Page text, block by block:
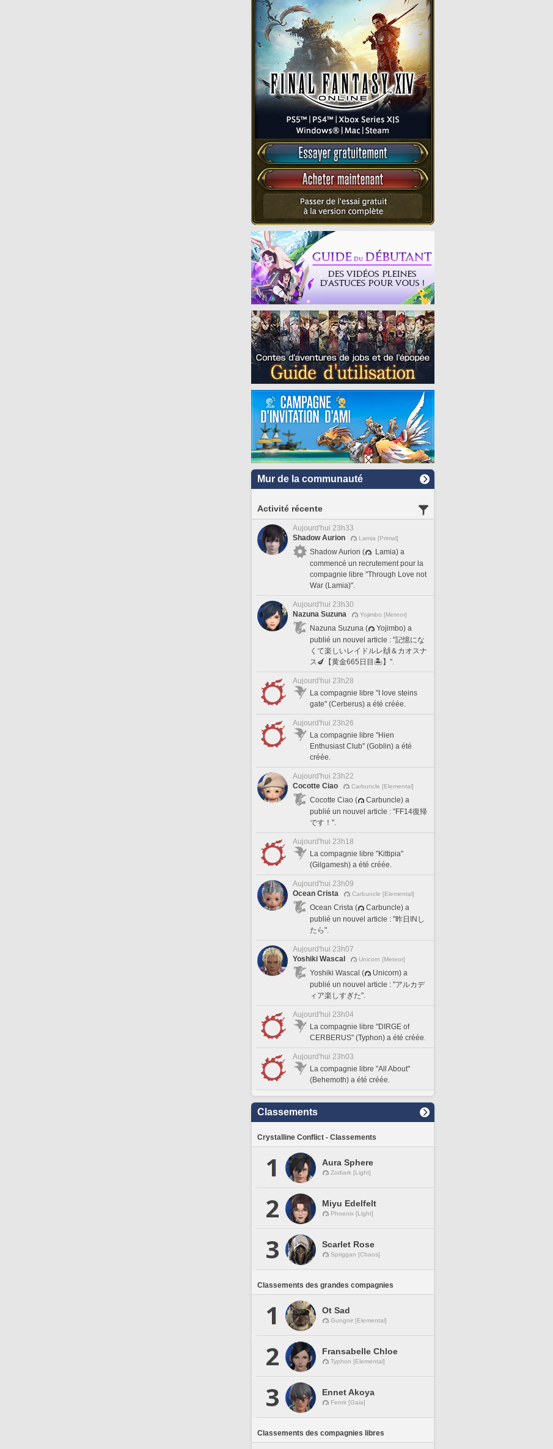
Mur de la communauté
Activité récente
Aujourd'hui 23h33
Shadow Aurion
Lamia [Primal]
Shadow Aurion (
Lamia) a
commencé un recrutement pour la
compagnie libre "Through Love not
War (Lamia)".
Aujourd'hui 23h30
Nazuna Suzuna
Yojimbo [Meteor]
Nazuna Suzuna (
Yojimbo) a
publié un nouvel article : "記憶にな
くて楽しいレイドルレ🙌＆カオスナ
ス🍆【黄金665日目🏝️】".
Aujourd'hui 23h28
La compagnie libre "I love steins
gate" (Cerberus) a été créée.
Aujourd'hui 23h26
La compagnie libre "Hien
Enthusiast Club" (Goblin) a été
créée.
Aujourd'hui 23h22
Cocotte Ciao
Carbuncle [Elemental]
Cocotte Ciao (
Carbuncle) a
publié un nouvel article : "FF14復帰
です！".
Aujourd'hui 23h18
La compagnie libre "Kittipia"
(Gilgamesh) a été créée.
Aujourd'hui 23h09
Ocean Crista
Carbuncle [Elemental]
Ocean Crista (
Carbuncle) a
publié un nouvel article : "昨日INし
たら".
Aujourd'hui 23h07
Yoshiki Wascal
Unicorn [Meteor]
Yoshiki Wascal (
Unicorn) a
publié un nouvel article : "アルカデ
ィア楽しすぎた".
Aujourd'hui 23h04
La compagnie libre "DIRGE of
CERBERUS" (Typhon) a été créée.
Aujourd'hui 23h03
La compagnie libre "All About"
(Behemoth) a été créée.
Classements
Crystalline Conflict - Classements
1 Aura Sphere
Zodiark [Light]
2 Miyu Edelfelt
Phoenix [Light]
3 Scarlet Rose
Spriggan [Chaos]
Classements des grandes compagnies
1 Ot Sad
Gungnir [Elemental]
2 Fransabelle Chloe
Typhon [Elemental]
3 Ennet Akoya
Fenrir [Gaia]
Classements des compagnies libres